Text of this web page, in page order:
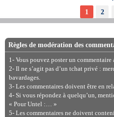
1
2
Règles de modération des
1- Vous pouvez poster un
2- Il ne s’agit pas d’un tchat privé :
bavardages.
3- Les commentaires doivent être en
4- Si vous répondez à quelqu’un,
« Pour Untel :… »
5- Les commentaires ne doivent